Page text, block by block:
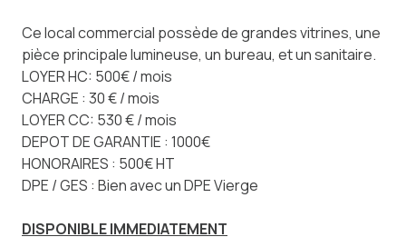
Ce local commercial possède de grandes vitrines, une
pièce principale lumineuse, un bureau, et un sanitaire.
LOYER HC: 500€ / mois
CHARGE : 30 € / mois
LOYER CC: 530 € / mois
DEPOT DE GARANTIE : 1000€
HONORAIRES : 500€ HT
DPE / GES : Bien avec un DPE Vierge
DISPONIBLE IMMEDIATEMENT